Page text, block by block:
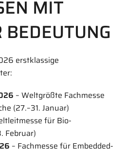
MIT
erstklassige
– Weltgrößte Fachmesse
(27.–31. Januar)
für Bio-
Februar)
– Fachmesse für Embedded-